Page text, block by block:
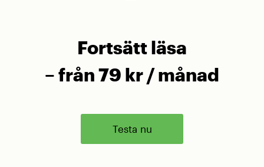
Fortsätt läsa
– från 79 kr / månad
Testa nu